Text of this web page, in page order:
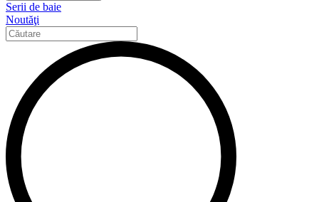
Serii de baie
Noutăţi